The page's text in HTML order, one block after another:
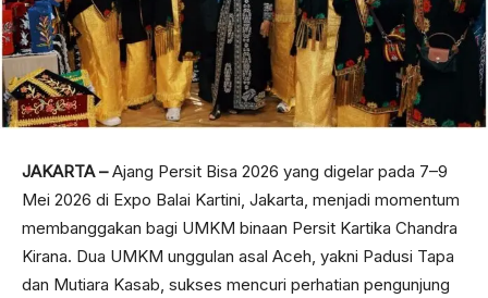
JAKARTA –Ajang Persit Bisa 2026 yang digelar pada 7–9
Mei 2026 di Expo Balai Kartini, Jakarta, menjadi momentum
membanggakan bagi UMKM binaan Persit Kartika Chandra
Kirana. Dua UMKM unggulan asal Aceh, yakni Padusi Tapa
dan Mutiara Kasab, sukses mencuri perhatian pengunjung